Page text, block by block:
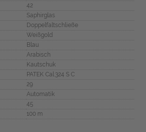
42
Saphirglas
Doppelfaltschließe
Weißgold
Blau
Arabisch
Kautschuk
PATEK Cal.324 S C
29
Automatik
45
100 m